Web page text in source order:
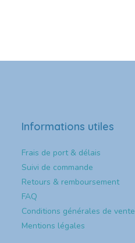
Informations utiles
Frais de port & délais
Suivi de commande
Retours & remboursement
FAQ
Conditions générales de vente
Mentions légales